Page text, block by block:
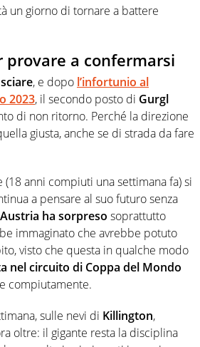
un giorno di tornare a battere
provare a confermarsi
, e dopo l’infortunio al
2023, il secondo posto di Gurgl
di non ritorno. Perché la direzione
giusta, anche se di strada da fare
(18 anni compiuti una settimana fa) si
a pensare al suo futuro senza
ha sorpreso soprattutto
immaginato che avrebbe potuto
visto che questa in qualche modo
nel circuito di Coppa del Mondo
compiutamente.
sulle nevi di Killington,
oltre: il gigante resta la disciplina